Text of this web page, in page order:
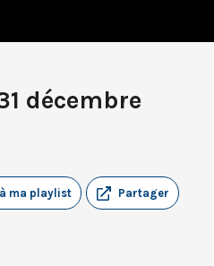
décembre
Partager
ma playlist